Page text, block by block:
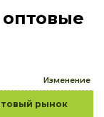
оптовые
Изменение
рынок